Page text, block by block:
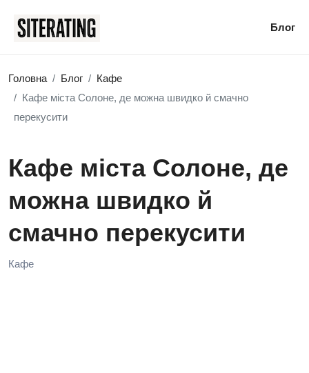
Блог
Головна Блог
Кафе
Кафе міста Солоне, де можна швидко й смачно
перекусити
Кафе міста Солоне, де
можна швидко й
смачно перекусити
Кафе